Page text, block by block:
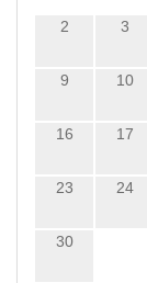
2 3
9 10
16 17
23 24
30